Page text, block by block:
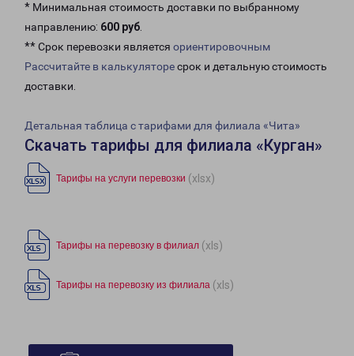
* Минимальная стоимость доставки по выбранному
направлению: 600 руб.
** Срок перевозки является ориентировочным
Рассчитайте в калькуляторесрок и детальную стоимость
доставки.
Детальная таблица с тарифами для филиала «Чита»
Скачать тарифы для филиала «Курган»
Тарифы на услуги перевозки (xlsx)
Тарифы на перевозку в филиал (xls)
Тарифы на перевозку из филиала (xls)